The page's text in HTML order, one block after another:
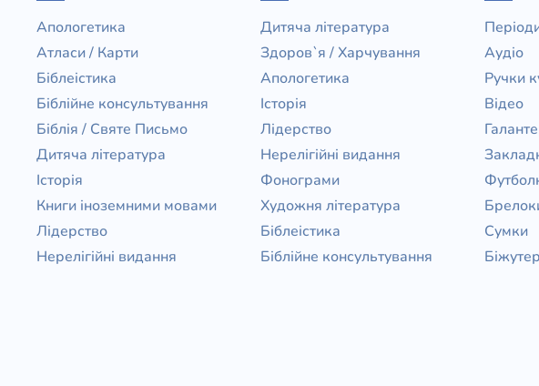
Новинки
Свіжі надходження, актуальна
література та нові автори на нашій
полиці.
Книги іноземними мовами
Церковні традиції
Публіцистика
Богослів`я
Апологетика
Атласи / Карти
Біблеістика
Біблійне консультування
Біблія / Святе Письмо
Дитяча література
Історія
Книги іноземними мовами
Лідерство
Нерелігійні видання
Дитяча література
Здоров`я / Харчування
Апологетика
Історія
Лідерство
Нерелігійні видання
Фонограми
Художня література
Біблеістика
Біблійне консультування
Аудіо
Ручки
Відео
Сумки